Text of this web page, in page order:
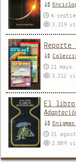
6
3,319
Reporte
21
3,212
El libro
31
2,889